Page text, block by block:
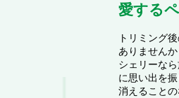
愛する
トリミング
ありませんか
シェリーな
に思い出を
消えること